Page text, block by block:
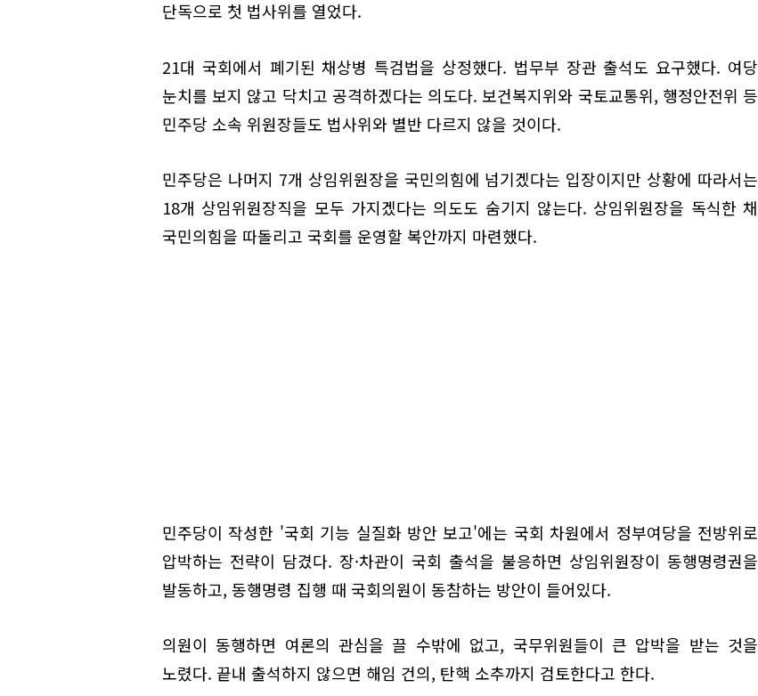
단독으로 첫 법사위를 열었다.
21대 국회에서 폐기된 채상병 특검법을 상정했다. 법무부 장관 출석도 요구했다. 여당
눈치를 보지 않고 닥치고 공격하겠다는 의도다. 보건복지위와 국토교통위, 행정안전위 등
민주당 소속 위원장들도 법사위와 별반 다르지 않을 것이다.
민주당은 나머지 7개 상임위원장을 국민의힘에 넘기겠다는 입장이지만 상황에 따라서는
18개 상임위원장직을 모두 가지겠다는 의도도 숨기지 않는다. 상임위원장을 독식한 채
국민의힘을 따돌리고 국회를 운영할 복안까지 마련했다.
민주당이 작성한 '국회 기능 실질화 방안 보고'에는 국회 차원에서 정부여당을 전방위로
압박하는 전략이 담겼다. 장·차관이 국회 출석을 불응하면 상임위원장이 동행명령권을
발동하고, 동행명령 집행 때 국회의원이 동참하는 방안이 들어있다.
의원이 동행하면 여론의 관심을 끌 수밖에 없고, 국무위원들이 큰 압박을 받는 것을
노렸다. 끝내 출석하지 않으면 해임 건의, 탄핵 소추까지 검토한다고 한다.